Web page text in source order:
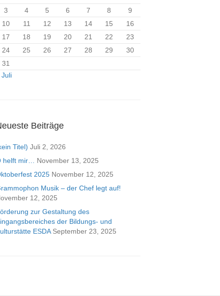
3
4 5 6 7 8
9
10
11 12 13 14 15
16
17
18 19 20 21 22
23
24
25 26 27 28 29
30
31
Juli
Beiträge
Titel) Juli 2, 2026
helft mir…
November 13, 2025
2025 November 12, 2025
Musik – der Chef legt auf!
12, 2025
zur Gestaltung des
der Bildungs- und
ESDA September 23, 2025